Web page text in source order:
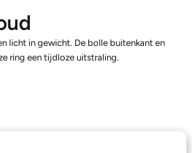
licht in gewicht. De bolle buitenkant en
ring een tijdloze uitstraling.